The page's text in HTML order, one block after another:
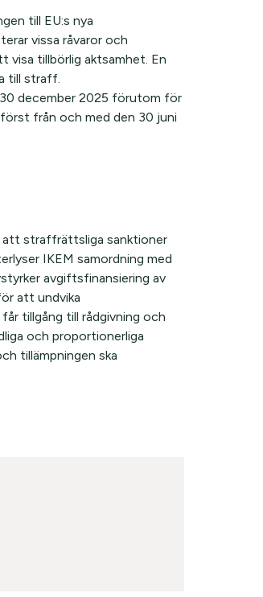
till EU:s nya
vissa råvaror och
visa tillbörlig aktsamhet. En
till straff.
december 2025 förutom för
från och med den 30 juni
att straffrättsliga sanktioner
IKEM samordning med
avgiftsfinansiering av
att undvika
tillgång till rådgivning och
och proportionerliga
tillämpningen ska